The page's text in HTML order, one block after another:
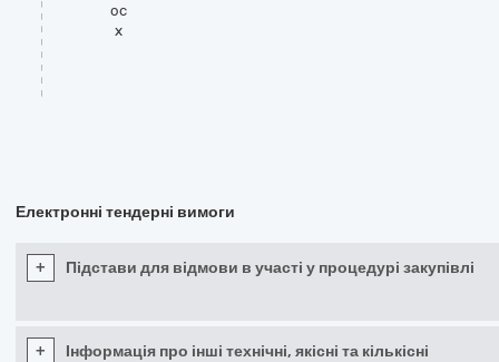
oc
x
Електронні тендерні вимоги
+ Підстави для відмови в участі у процедурі закупівлі
+
Інформація про інші технічні, якісні та кількісні